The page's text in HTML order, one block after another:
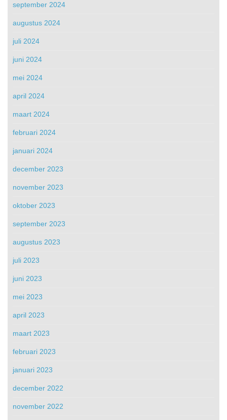
september 2024
augustus 2024
juli 2024
juni 2024
mei 2024
april 2024
maart 2024
februari 2024
januari 2024
december 2023
november 2023
oktober 2023
september 2023
augustus 2023
juli 2023
juni 2023
mei 2023
april 2023
maart 2023
februari 2023
januari 2023
december 2022
november 2022